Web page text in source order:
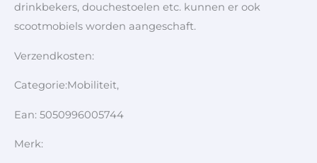
drinkbekers, douchestoelen etc. kunnen er ook
scootmobiels worden aangeschaft.
Verzendkosten:
Categorie:Mobiliteit,
Ean: 5050996005744
Merk: